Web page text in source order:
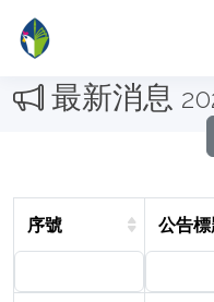
最新消息
序號 公告